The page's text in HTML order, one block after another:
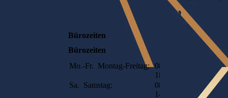
Bürozeiten
Bürozeiten
Mo.-Fr. Montag-Freitag:08:00-
18:00
Sa. Samstag:
08:00-
14;00